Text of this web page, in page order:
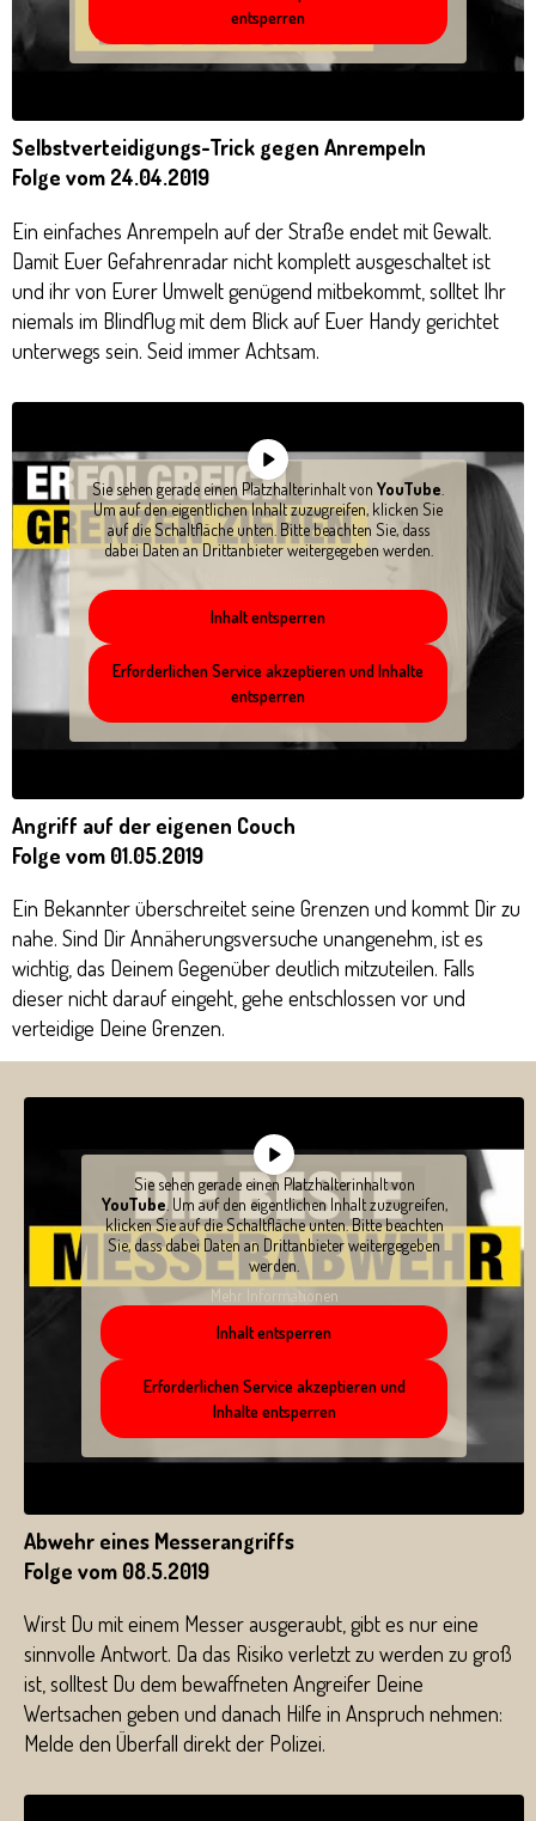
entsperren
Selbstverteidigungs-Trick gegen Anrempeln
Folge vom 24.04.2019
Ein einfaches Anrempeln auf der Straße endet mit Gewalt.
Damit Euer Gefahrenradar nicht komplett ausgeschaltet ist
und ihr von Eurer Umwelt genügend mitbekommt, solltet Ihr
niemals im Blindflug mit dem Blick auf Euer Handy gerichtet
unterwegs sein. Seid immer Achtsam.
Sie sehen gerade einen Platzhalterinhalt von YouTube
Um auf den eigentlichen Inhalt zuzugreifen, klicken Sie
auf die Schaltfläche unten. Bitte beachten Sie, dass
dabei Daten an Drittanbieter weitergegeben werden.
Inhalt entsperren
Erforderlichen Service akzeptieren und Inhalte
entsperren
Angriff auf der eigenen Couch
Folge vom 01.05.2019
Ein Bekannter überschreitet seine Grenzen und kommt Dir zu
nahe. Sind Dir Annäherungsversuche unangenehm, ist es
wichtig, das Deinem Gegenüber deutlich mitzuteilen. Falls
dieser nicht darauf eingeht, gehe entschlossen vor und
verteidige Deine Grenzen.
Sie sehen gerade einen Platzhalterinhalt von
YouTube. Um auf den eigentlichen Inhalt zuzugreifen,
klicken Sie auf die Schaltfläche unten. Bitte beachten
Sie, dass dabei Daten an Drittanbieter weitergegeben
werden.
Mehr Informationen
Inhalt entsperren
Erforderlichen Service akzeptieren und
Inhalte entsperren
Abwehr eines Messerangriffs
Folge vom 08.5.2019
Wirst Du mit einem Messer ausgeraubt, gibt es nur eine
sinnvolle Antwort. Da das Risiko verletzt zu werden zu groß
ist, solltest Du dem bewaffneten Angreifer Deine
Wertsachen geben und danach Hilfe in Anspruch nehmen:
Melde den Überfall direkt der Polizei.